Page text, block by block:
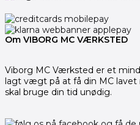
Om VIBORG MC VÆRKSTED
Viborg MC Værksted er et
lagt vægt på at få din MC lavet
skal bruge din tid unødig.